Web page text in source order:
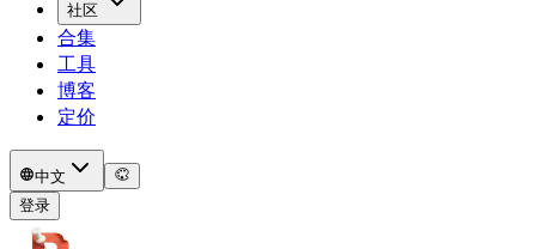
社区
合集
工具
博客
定价
中文
登录